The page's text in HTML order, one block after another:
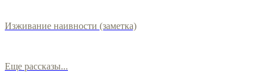
Изживание наивности (заметка)
Еще рассказы...